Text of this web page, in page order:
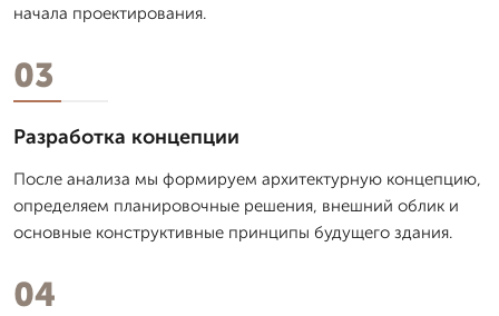
начала проектирования.
03
Разработка концепции
После анализа мы формируем архитектурную концепцию,
определяем планировочные решения, внешний облик и
основные конструктивные принципы будущего здания.
04